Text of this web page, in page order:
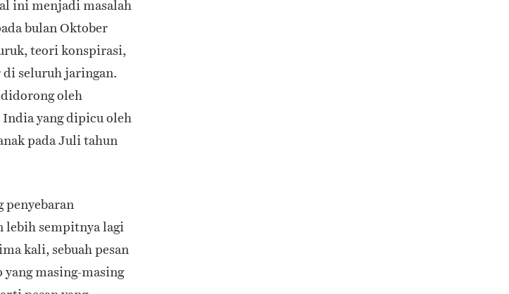
ini menjadi masalah
bulan Oktober
teori konspirasi,
seluruh jaringan.
oleh
India yang dipicu oleh
pada Juli tahun
penyebaran
lebih sempitnya lagi
kali, sebuah pesan
yang masing-masing